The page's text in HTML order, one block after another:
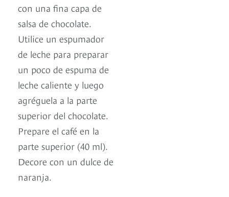
con una fina capa de
salsa de chocolate.
Utilice un espumador
de leche para preparar
un poco de espuma de
leche caliente y luego
agréguela a la parte
superior del chocolate.
Prepare el café en la
parte superior (40 ml).
Decore con un dulce de
naranja.